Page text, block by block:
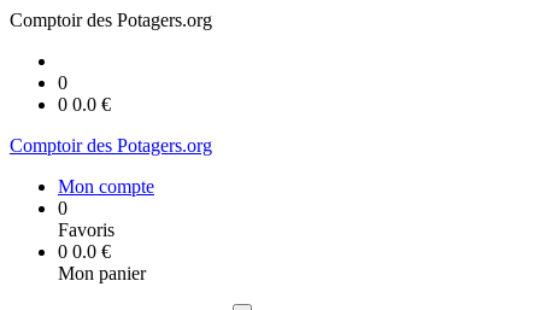
Comptoir des Potagers.org
0
0 0.0 €
Comptoir des Potagers.org
Mon compte
0
Favoris
0 0.0 €
Mon panier